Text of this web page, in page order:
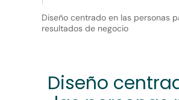
Diseño centrado en las personas
resultados de negocio
Diseño